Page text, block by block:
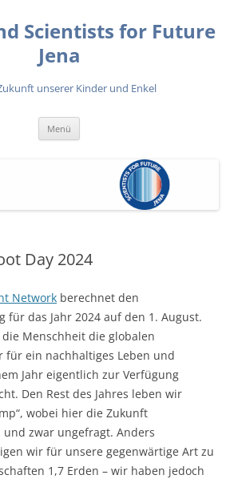
Scientists for Future
Jena
unserer Kinder und Enkel
Menü
Day 2024
Network berechnet den
für das Jahr 2024 auf den 1. August.
Menschheit die globalen
für ein nachhaltiges Leben und
Jahr eigentlich zur Verfügung
Den Rest des Jahres leben wir
wobei hier die Zukunft
und zwar ungefragt. Anders
wir für unsere gegenwärtige Art zu
1,7 Erden – wir haben jedoch